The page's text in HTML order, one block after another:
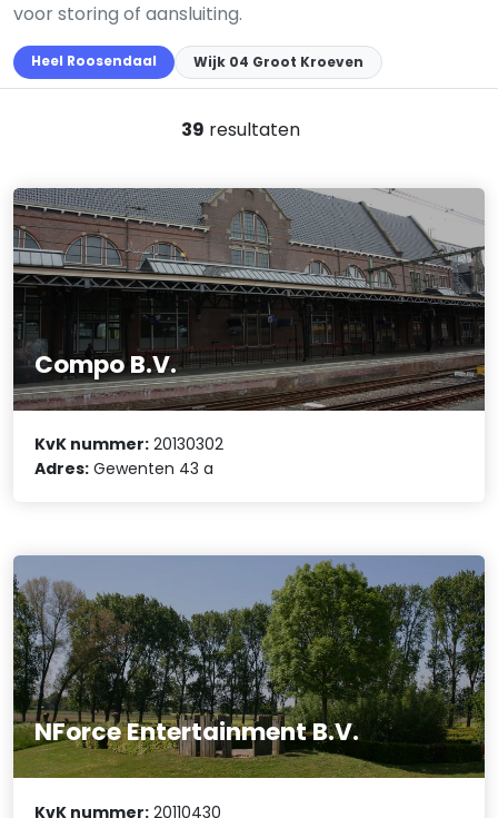
voor storing of aansluiting.
Heel Roosendaal Wijk 04 Groot Kroeven
39 resultaten
Compo B.V.
KvK nummer: 20130302
Adres: Gewenten 43 a
NForce Entertainment B.V.
KvK nummer: 20110430